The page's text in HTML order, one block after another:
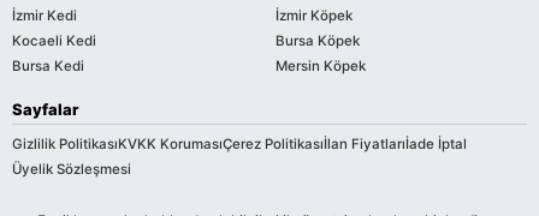
İzmir Kedi
Kocaeli Kedi
Bursa Kedi
İzmir Köpek
Bursa Köpek
Mersin Köpek
Sayfalar
Gizlilik PolitikasıKVKK KorumasıÇerez Politikasıİlan Fiyatlarıİade İptal
Üyelik Sözleşmesi